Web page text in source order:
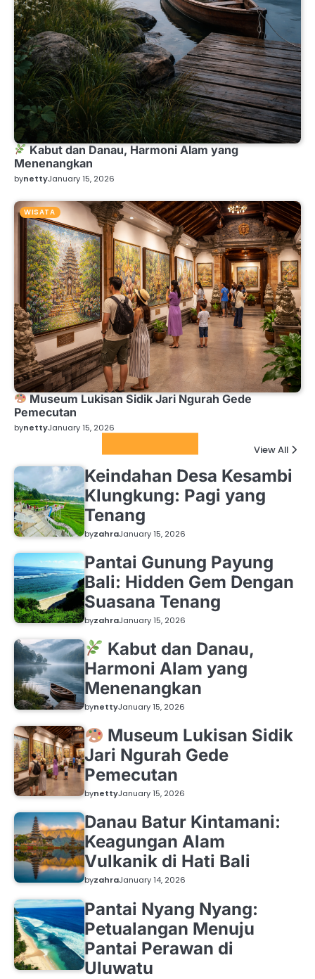
Kabut dan Danau, Harmoni Alam yang
Menenangkan
bynettyJanuary 15, 2026
WISATA
Museum Lukisan Sidik Jari Ngurah Gede
Pemecutan
bynettyJanuary 15, 2026
View All
Keindahan Desa Kesambi
Klungkung: Pagi yang
Tenang
byzahraJanuary 15, 2026
Pantai Gunung Payung
Bali: Hidden Gem Dengan
Suasana Tenang
byzahraJanuary 15, 2026
Kabut dan Danau,
Harmoni Alam yang
Menenangkan
bynettyJanuary 15, 2026
Museum Lukisan Sidik
Jari Ngurah Gede
Pemecutan
bynettyJanuary 15, 2026
Danau Batur Kintamani:
Keagungan Alam
Vulkanik di Hati Bali
byzahraJanuary 14, 2026
Pantai Nyang Nyang:
Petualangan Menuju
Pantai Perawan di
Uluwatu